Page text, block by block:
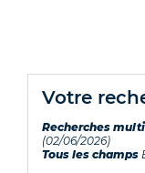
votre
Recherches
(02/06/2026)
Tous les champs